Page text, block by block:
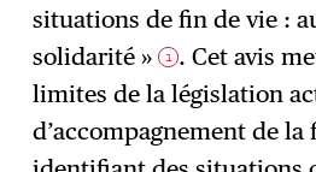
situations de fin de vie :
solidarité » 1 . Cet avis
limites de la législation
d’accompagnement de la